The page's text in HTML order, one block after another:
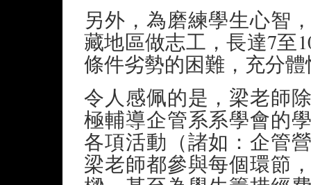
另外，為磨練學生心智
藏地區做志工，長達7至
條件劣勢的困難，充分
令人感佩的是，梁老師
極輔導企管系系學會的
各項活動（諸如：企管
梁老師都參與每個環節